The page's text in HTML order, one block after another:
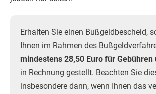
Erhalten Sie einen Bußgeldbescheid,
Ihnen im Rahmen des
mindestens 28,50 Euro für Gebühren
in Rechnung gestellt. Beachten Sie
insbesondere dann, wenn Ihnen das